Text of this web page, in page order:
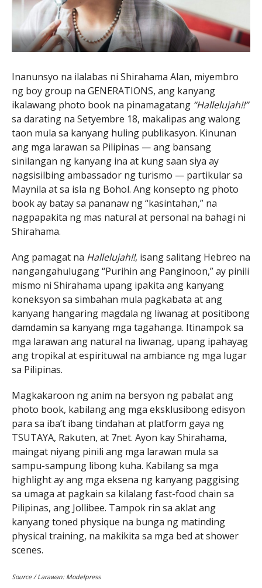
Inanunsyo na ilalabas ni Shirahama Alan, miyembro
ng boy group na GENERATIONS, ang kanyang
ikalawang photo book na pinamagatang “Hallelujah!!”
sa darating na Setyembre 18, makalipas ang walong
taon mula sa kanyang huling publikasyon. Kinunan
ang mga larawan sa Pilipinas — ang bansang
sinilangan ng kanyang ina at kung saan siya ay
nagsisilbing ambassador ng turismo — partikular sa
Maynila at sa isla ng Bohol. Ang konsepto ng photo
book ay batay sa pananaw ng “kasintahan,” na
nagpapakita ng mas natural at personal na bahagi ni
Shirahama.
Ang pamagat na Hallelujah!!, isang salitang Hebreo na
nangangahulugang “Purihin ang Panginoon,” ay pinili
mismo ni Shirahama upang ipakita ang kanyang
koneksyon sa simbahan mula pagkabata at ang
kanyang hangaring magdala ng liwanag at positibong
damdamin sa kanyang mga tagahanga. Itinampok sa
mga larawan ang natural na liwanag, upang ipahayag
ang tropikal at espirituwal na ambiance ng mga lugar
sa Pilipinas.
Magkakaroon ng anim na bersyon ng pabalat ang
photo book, kabilang ang mga eksklusibong edisyon
para sa iba’t ibang tindahan at platform gaya ng
TSUTAYA, Rakuten, at 7net. Ayon kay Shirahama,
maingat niyang pinili ang mga larawan mula sa
sampu-sampung libong kuha. Kabilang sa mga
highlight ay ang mga eksena ng kanyang paggising
sa umaga at pagkain sa kilalang fast-food chain sa
Pilipinas, ang Jollibee. Tampok rin sa aklat ang
kanyang toned physique na bunga ng matinding
physical training, na makikita sa mga bed at shower
scenes.
Source / Larawan: Modelpress